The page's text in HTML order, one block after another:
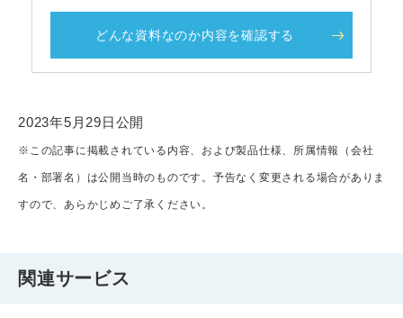
どんな資料なのか内容を確認する
2023年5月29日公開
※この記事に掲載されている内容、および製品仕様、所属情報（会社
名・部署名）は公開当時のものです。予告なく変更される場合がありま
すので、あらかじめご了承ください。
関連サービス